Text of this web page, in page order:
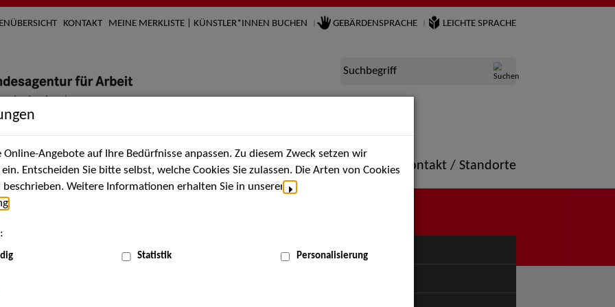
KONTAKT MEINE MERKLISTE | KÜNSTLER*INNEN BUCHEN GEBÄRDENSPRACHE LEICHTE SPRACHE
Suchbegriff
Künstler*innen Über uns Aktuelles Termine Portfolio Kontakt / Standorte
MENÜ
Angebote auf Ihre Bedürfnisse anpassen. Zu diesem Zweck setzen wir
Entscheiden Sie bitte selbst, welche Cookies Sie zulassen. Die Arten von Cookies
Weitere Informationen erhalten Sie in unserer
Statistik Personalisierung